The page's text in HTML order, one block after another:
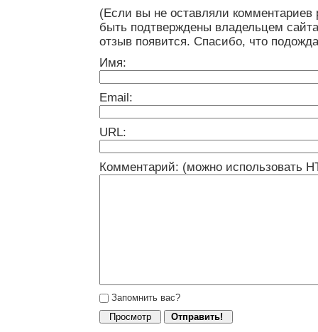
(Если вы не оставляли
быть подтверждены владельцем
отзыв появится. Спасибо, что
Имя:
Email:
URL:
Комментарий: (можно использовать
Запомнить вас?